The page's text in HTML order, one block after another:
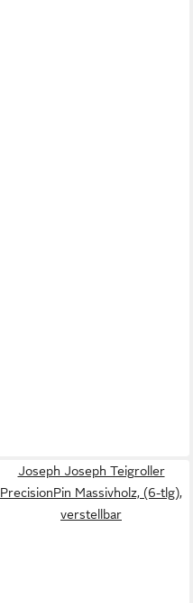
Joseph Joseph Teigroller
PrecisionPin Massivholz, (6-tlg),
verstellbar